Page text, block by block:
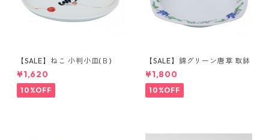
【SALE】ねこ 小判小皿(Ｂ)
¥1,620
10%OFF
【SALE】錦グリーン唐草 取鉢
¥1,800
10%OFF